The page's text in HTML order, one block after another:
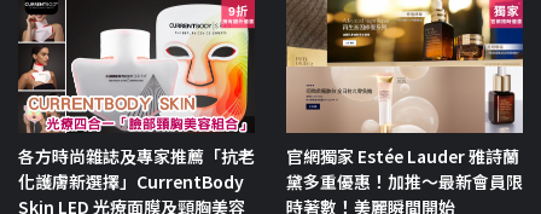
各方時尚雜誌及專家推薦「抗老
化護膚新選擇」CurrentBody
Skin LED 光療面膜及頸胸美容
官網獨家 Estée Lauder 雅詩蘭
黛多重優惠！加推～最新會員限
時著數！美麗瞬間開始